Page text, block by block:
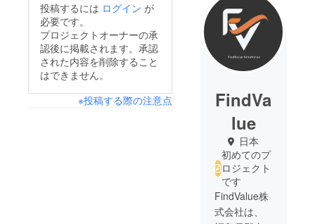
投稿するには ログイン が
必要です。
プロジェクトオーナーの承
認後に掲載されます。承認
された内容を削除すること
はできません。
※投稿する際の注意点
FindVa
lue
日本
初めてのプ
ロジェクト
です
FindValue株
式会社は、